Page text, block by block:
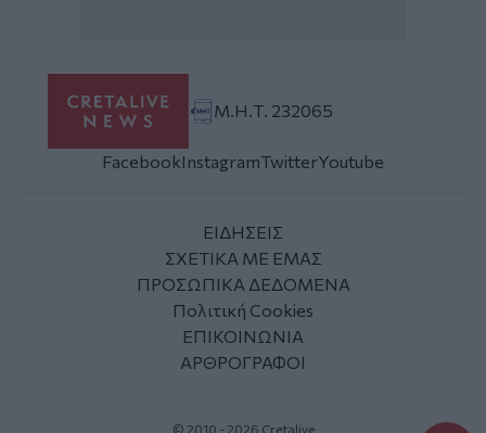
Μ.Η.Τ. 232065
FacebookInstagramTwitterYoutube
ΕΙΔΗΣΕΙΣ
ΣΧΕΤΙΚΑ ΜΕ ΕΜΑΣ
ΠΡΟΣΩΠΙΚΑ ΔΕΔΟΜΕΝΑ
Πολιτική Cookies
ΕΠΙΚΟΙΝΩΝΙΑ
ΑΡΘΡΟΓΡΑΦΟΙ
© 2010 - 2026 Cretalive